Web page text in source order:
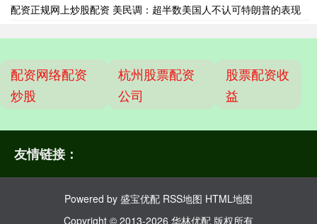
配资正规网上炒股配资 美民调：超半数美国人不认可特朗普的表现
配资网络配资
炒股
杭州股票配资
公司
股票配资收
益
友情链接：
Powered by 盛宝优配 RSS地图 HTML地图
Copyright © 2013-2026 华林优配 版权所有